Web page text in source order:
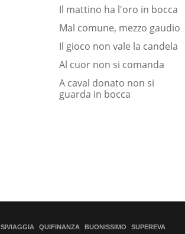
Il mattino ha l'oro in bocca
Mal comune, mezzo gaudio
Il gioco non vale la candela
Al cuor non si comanda
A caval donato non si
guarda in bocca
SIVIAGGIA QUIFINANZA BUONISSIMO SUPEREVA